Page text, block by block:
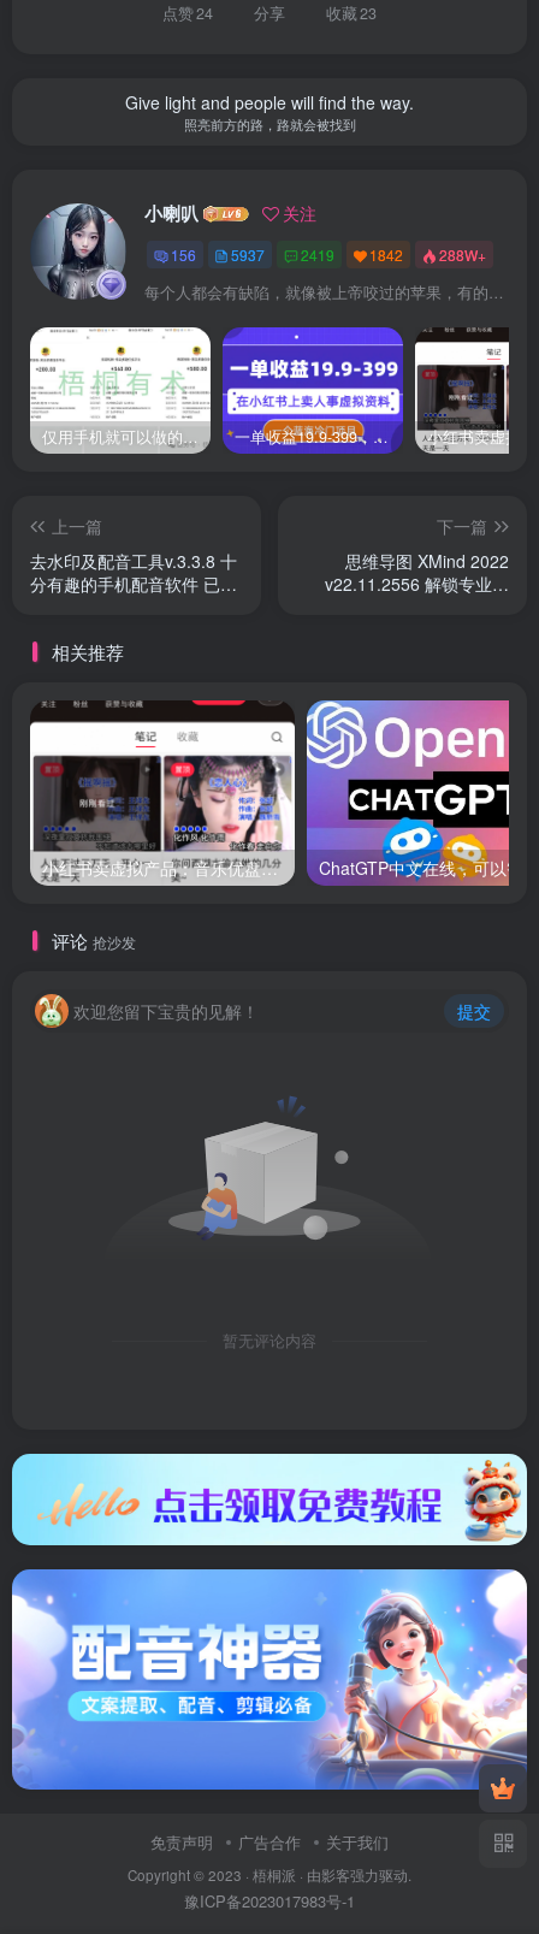
点赞24 分享 收藏23
Give light and people will find the way.
照亮前方的路，路就会被找到
小喇叭 关注
156 5937 2419 1842 288W+
每个人都会有缺陷，就像被上帝咬过的苹果，有的人缺陷比较大，正是因为上帝特别喜欢他的芬芳
仅用手机就可以做的小项目，当天就能见钱，每天100-300 一单收益19.9-399，一个蓝海冷门项目，在小红书上卖人事虚拟资料
上一篇
去水印及配音工具v.3.3.8 十
分有趣的手机配音软件 已解
下一篇
思维导图 XMind 2022
v22.11.2556 解锁专业版
相关推荐
小红书卖虚拟产品：音乐优盘，1个月稳挣1-3万
评论 抢沙发
欢迎您留下宝贵的见解！ 提交
暂无评论内容
免责声明 广告合作 关于我们
Copyright © 2023 · 梧桐派 · 由影客强力驱动.
豫ICP备2023017983号-1